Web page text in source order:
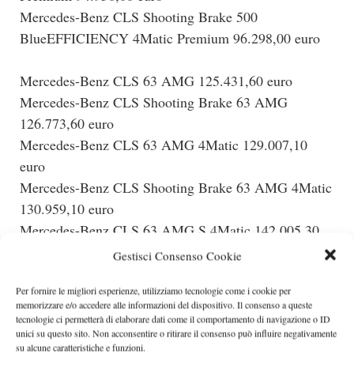
Gestisci Consenso Cookie
Per fornire le migliori esperienze, utilizziamo tecnologie come i cookie per
memorizzare e/o accedere alle informazioni del dispositivo. Il consenso a queste
tecnologie ci permetterà di elaborare dati come il comportamento di navigazione o ID
unici su questo sito. Non acconsentire o ritirare il consenso può influire negativamente
su alcune caratteristiche e funzioni.
Mercedes-Benz CLS Shooting Brake 500
BlueEFFICIENCY 4Matic Premium 96.298,00 euro
Mercedes-Benz CLS 63 AMG 125.431,60 euro
Mercedes-Benz CLS Shooting Brake 63 AMG
126.773,60 euro
Mercedes-Benz CLS 63 AMG 4Matic 129.007,10
euro
Mercedes-Benz CLS Shooting Brake 63 AMG 4Matic
130.959,10 euro
Mercedes-Benz CLS 63 AMG S 4Matic 142.005,30
4Matic 143.957,30 euro